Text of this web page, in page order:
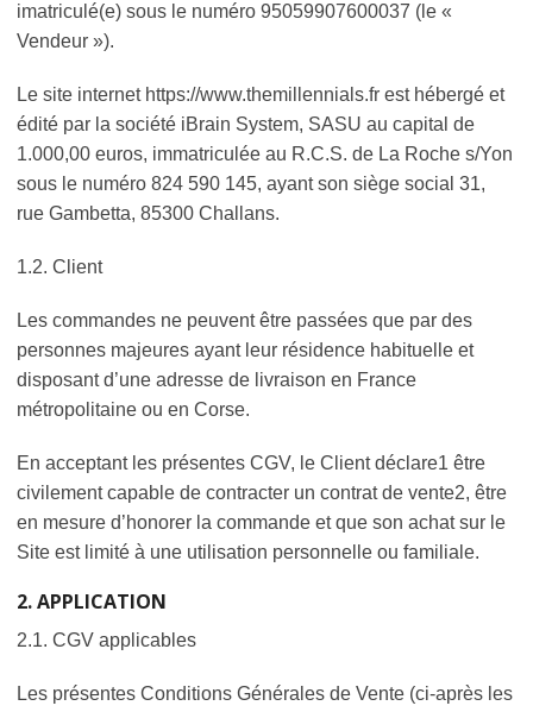
imatriculé(e) sous le numéro 95059907600037 (le «
Vendeur »).
Le site internet https://www.themillennials.fr est hébergé et
édité par la société iBrain System, SASU au capital de
1.000,00 euros, immatriculée au R.C.S. de La Roche s/Yon
sous le numéro 824 590 145, ayant son siège social 31,
rue Gambetta, 85300 Challans.
1.2. Client
Les commandes ne peuvent être passées que par des
personnes majeures ayant leur résidence habituelle et
disposant d’une adresse de livraison en France
métropolitaine ou en Corse.
En acceptant les présentes CGV, le Client déclare1 être
civilement capable de contracter un contrat de vente2, être
en mesure d’honorer la commande et que son achat sur le
Site est limité à une utilisation personnelle ou familiale.
2. APPLICATION
2.1. CGV applicables
Les présentes Conditions Générales de Vente (ci-après les